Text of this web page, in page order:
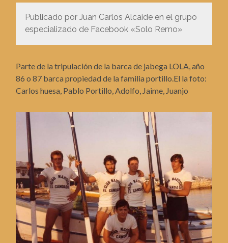
Publicado por Juan Carlos Alcaide en el grupo
especializado de Facebook «Solo Remo»
Parte de la tripulación de la barca de jabega LOLA, año
86 o 87 barca propiedad de la familia portillo.El la foto:
Carlos huesa, Pablo Portillo, Adolfo, Jaime, Juanjo